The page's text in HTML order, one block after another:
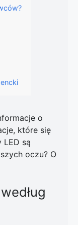
o
które się
są
oczu? O